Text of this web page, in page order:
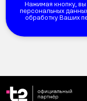
Нажимая кнопку,
персональных
обработку Ваших